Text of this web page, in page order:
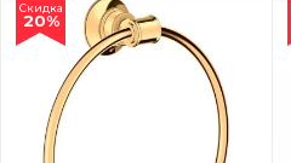
Скидка
20%